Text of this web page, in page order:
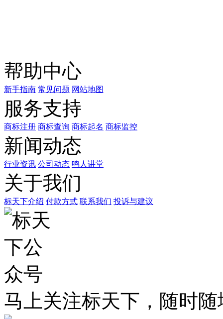
帮助中心
新手指南 常见问题 网站地图
服务支持
商标注册 商标查询 商标起名 商标监控
新闻动态
行业资讯 公司动态 鸣人讲堂
关于我们
标天下介绍 付款方式 联系我们 投诉与建议
马上关注标天下，随时